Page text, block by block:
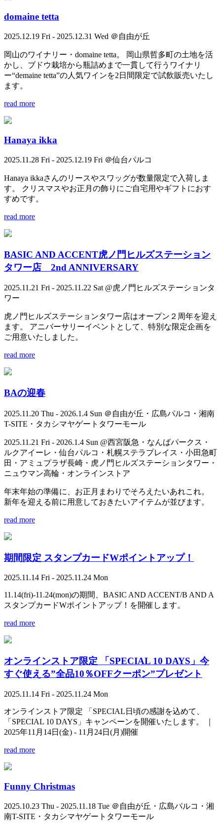
domaine tetta
2025.12.19 Fri - 2025.12.31 Wed ＠自由が丘
岡山のワイナリー・domaine tetta。 岡山県哲多町の土地を活
かし、ブドウ栽培から瓶詰めまで一貫して行うワイナリ
ー“demaine tetta”の人気ワインを2日間限定で試飲販売いたし
ます。
read more
Hanaya ikka
2025.11.28 Fri - 2025.12.19 Fri ＠仙台パルコ
Hanaya ikkaさんのリースやスワッグが数量限定で入荷しま
す。 クリスマスやお正月の飾りにご自宅用やギフトにおす
すめです。
read more
BASIC AND ACCENT虎ノ門ヒルズステーション
タワー店 2nd ANNIVERSARY
2025.11.21 Fri - 2025.11.22 Sat @虎ノ門ヒルズステーションタ
ワー
虎ノ門ヒルズステーションタワー店はオープン２周年を迎え
ます。 アニバーサリーイベントとして、特別な限定企画を
ご用意いたしました。
read more
BAの迎春
2025.11.20 Thu - 2026.1.4 Sun ＠自由が丘・広島パルコ・湘南
T-SITE・タカシマヤゲートタワーモール
2025.11.21 Fri - 2026.1.4 Sun @西宮阪急・なんばパークス・
ルクアイーレ・仙台パルコ・札幌ステラプレイス・小田急町
田・アミュプラザ長崎・虎ノ門ヒルズステーションタワー・
ニュウマン高輪・オンラインストア
年末年始の準備に、お正月まわりでそろえたいあれこれ。
新年を迎える前に用意しておきたいアイテムが並びます。
read more
期間限定 スタンプカードWポイントアップ！
2025.11.14 Fri - 2025.11.24 Mon
11.14(fri)-11.24(mon)の期間、BASIC AND ACCENT/B AND A
スタンプカードWポイントアップ！を開催します。
read more
オンラインストア限定 「SPECIAL 10 DAYS」今
すぐ使える”全品10％OFFクーポン”プレゼント
2025.11.14 Fri - 2025.11.24 Mon
オンラインストア限定 「SPECIAL日頃の感謝を込めて、
「SPECIAL 10 DAYS」キャンペーンを開催いたします。 ｜
2025年11月14日(金) - 11月24日(月)開催
read more
Funny Christmas
2025.10.23 Thu - 2025.11.18 Tue ＠自由が丘・広島パルコ・湘
南T-SITE・タカシマヤゲートタワーモール